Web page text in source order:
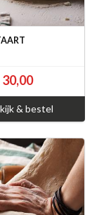
30,00
& bestel